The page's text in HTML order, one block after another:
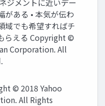
ジメントに近いデー
がある • 本気が伝わ
域でも希望すればチ
らえる Copyright ©
Corporation. All
© 2018 Yahoo
All Rights